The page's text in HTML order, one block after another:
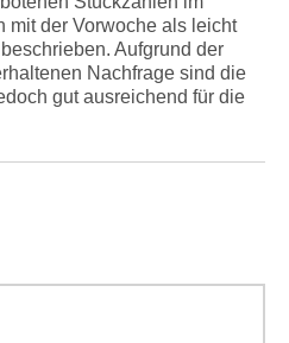
mit der Vorwoche als leicht
Aufgrund der
Nachfrage sind die
gut ausreichend für die